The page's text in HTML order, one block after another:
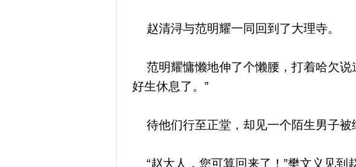
赵清浔与范明耀一同回到了大理寺。
范明耀慵懒地伸了个懒腰，打着哈欠说
好生休息了。”
待他们行至正堂，却见一个陌生男子被
“赵大人，您可算回来了！”樊文义见到